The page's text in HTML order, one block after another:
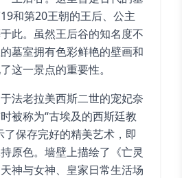
和第20王朝的王后、公主
此。虽然王后谷的知名度不
墓室拥有色彩鲜艳的壁画和
这一景点的重要性。
法老拉美西斯二世的宠妃奈
被称为“古埃及的西斯廷教
了保存完好的精美艺术，即
原色。墙壁上描绘了《亡灵
神与女神、皇家日常生活场